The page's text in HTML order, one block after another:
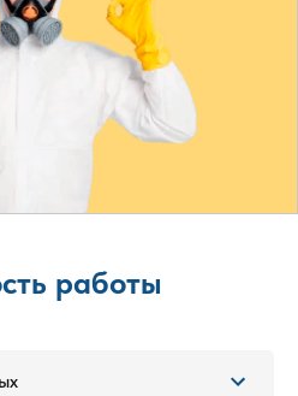
работы